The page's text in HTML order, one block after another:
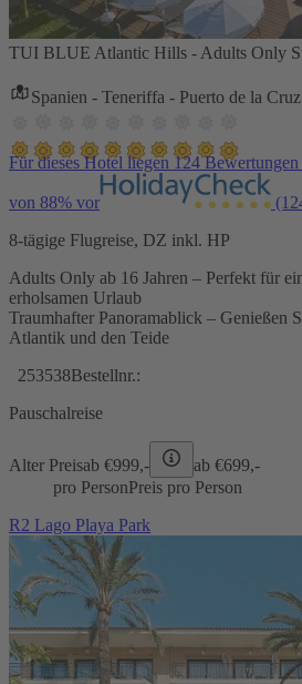
TUI BLUE Atlantic Hills - Adults Only
Spanien - Teneriffa - Puerto de la Cruz
Für dieses Hotel liegen 124
von 88% vor
8-tägige Flugreise, DZ inkl. HP
Adults Only ab 16 Jahren – Perfekt für
erholsamen Urlaub
Traumhafter Panoramablick – Genießen
Atlantik und den Teide
253538Bestellnr.:
Pauschalreise
Alter Preisab €999,- ab €699,-
pro PersonPreis pro Person
R2 Lago Playa Park